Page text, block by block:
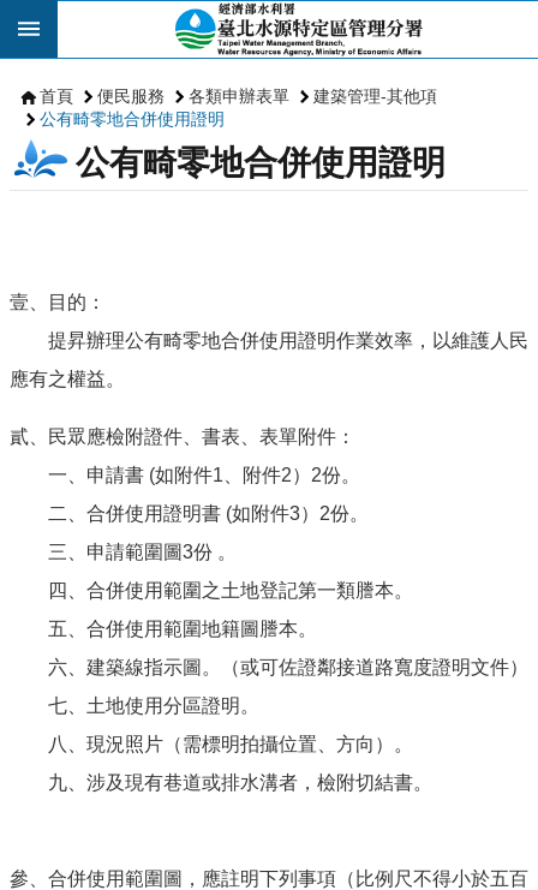
跳到主要內容區塊
首頁 便民服務 各類申辦表單
建築管理-其他項
公有畸零地合併使用證明
公有畸零地合併使用證明
壹、目的：
提昇辦理公有畸零地合併使用證明作業效率，以維護人民
應有之權益。
貳、民眾應檢附證件、書表、表單附件：
一、申請書 (如附件1、附件2）2份。
二、合併使用證明書 (如附件3）2份。
三、申請範圍圖3份 。
四、合併使用範圍之土地登記第一類謄本。
五、合併使用範圍地籍圖謄本。
六、建築線指示圖。（或可佐證鄰接道路寬度證明文件）
七、土地使用分區證明。
八、現況照片（需標明拍攝位置、方向）。
九、涉及現有巷道或排水溝者，檢附切結書。
參、合併使用範圍圖，應註明下列事項（比例尺不得小於五百